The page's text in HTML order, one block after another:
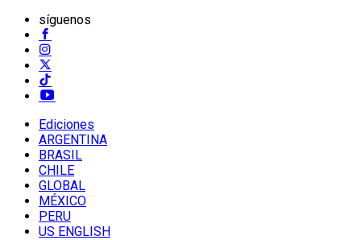
síguenos
Ediciones
ARGENTINA
BRASIL
CHILE
GLOBAL
MÉXICO
PERU
US ENGLISH